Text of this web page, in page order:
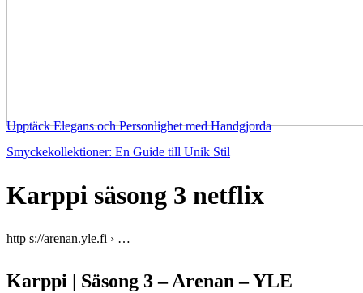
Upptäck Elegans och Personlighet med Handgjorda
Smyckekollektioner: En Guide till Unik Stil
Karppi säsong 3 netflix
http s://arenan.yle.fi › …
Karppi | Säsong 3 – Arenan – YLE